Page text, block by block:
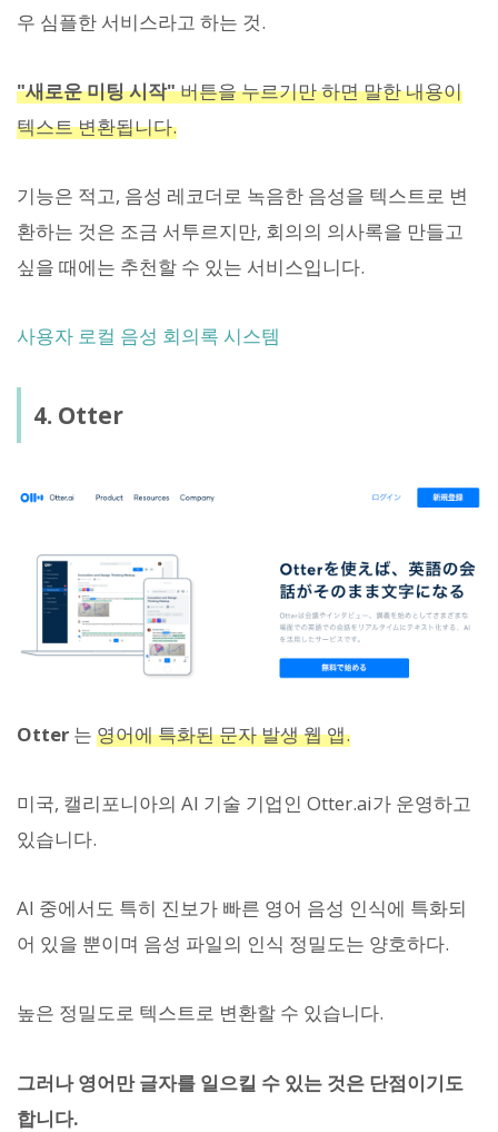
우 심플한 서비스라고 하는 것.
"새로운 미팅 시작"버튼을 누르기만 하면 말한 내용이
텍스트 변환됩니다.
기능은 적고, 음성 레코더로 녹음한 음성을 텍스트로 변
환하는 것은 조금 서투르지만, 회의의 의사록을 만들고
싶을 때에는 추천할 수 있는 서비스입니다.
사용자 로컬 음성 회의록 시스템
4. Otter
Otter 는 영어에 특화된 문자 발생 웹 앱.
미국, 캘리포니아의 AI 기술 기업인 Otter.ai가 운영하고
있습니다.
AI 중에서도 특히 진보가 빠른 영어 음성 인식에 특화되
어 있을 뿐이며 음성 파일의 인식 정밀도는 양호하다.
높은 정밀도로 텍스트로 변환할 수 있습니다.
그러나 영어만 글자를 일으킬 수 있는 것은 단점이기도
합니다.